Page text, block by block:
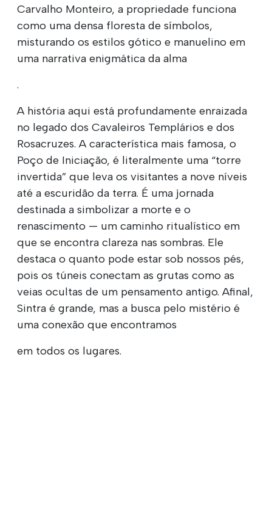
Carvalho Monteiro, a propriedade funciona
como uma densa floresta de símbolos,
misturando os estilos gótico e manuelino em
uma narrativa enigmática da alma
.
A história aqui está profundamente enraizada
no legado dos Cavaleiros Templários e dos
Rosacruzes. A característica mais famosa, o
Poço de Iniciação, é literalmente uma “torre
invertida” que leva os visitantes a nove níveis
até a escuridão da terra. É uma jornada
destinada a simbolizar a morte e o
renascimento — um caminho ritualístico em
que se encontra clareza nas sombras. Ele
destaca o quanto pode estar sob nossos pés,
pois os túneis conectam as grutas como as
veias ocultas de um pensamento antigo. Afinal,
Sintra é grande, mas a busca pelo mistério é
uma conexão que encontramos
em todos os lugares.